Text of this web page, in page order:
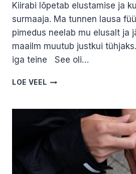
Kiirabi lõpetab elustamise ja
surmaaja. Ma tunnen lausa
pimedus neelab mu elusalt ja
maailm muutub justkui
iga teine See oli…
LOE VEEL HANNA
LUGU